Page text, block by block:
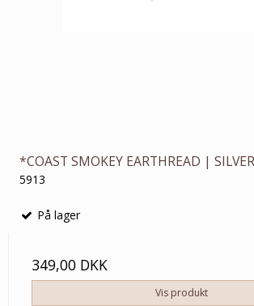
*COAST SMOKEY EARTHREAD | SILVER
5913
På lager
349,00 DKK
Vis produkt